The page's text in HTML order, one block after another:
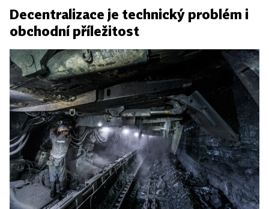
Decentralizace je technický problém i
obchodní příležitost